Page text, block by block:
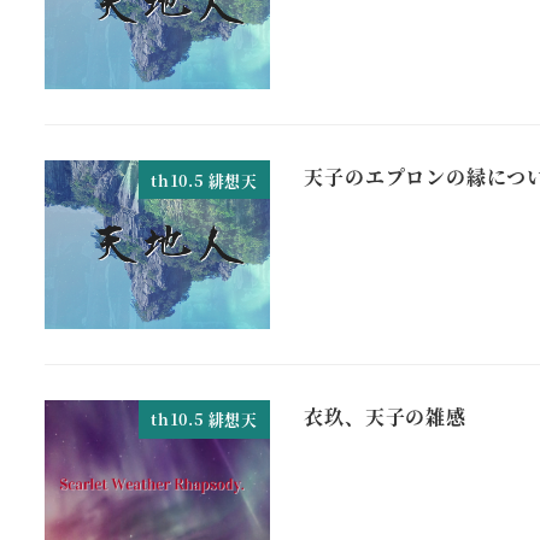
th10.5 緋想天 天子のエプロンの縁につ
th10.5 緋想天 衣玖、天子の雑感